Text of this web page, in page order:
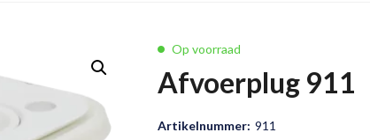
Op voorraad
Afvoerplug 911
Artikelnummer: 911